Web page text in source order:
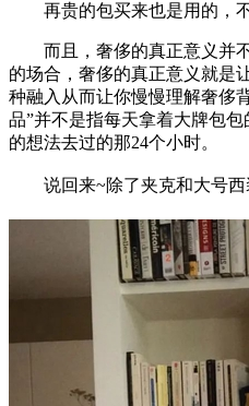
再贵的包买来也是用的，不
而且，奢侈的真正意义并不
的场合，奢侈的真正意义就是
种融入从而让你慢慢理解奢侈
品”并不是指每天拿着大牌包
的想法去过的那24个小时。
说回来~除了夹克和大号西